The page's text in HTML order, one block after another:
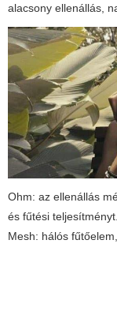
alacsony ellenállás,
Ohm: az ellenállás
és fűtési teljesítményt.
Mesh: hálós